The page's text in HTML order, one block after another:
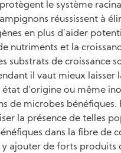
le système
réussissent à
en plus d’aider
nutriments et la
substrats de croissance
il vaut mieux laisser
état d’origine ou même
de microbes bénéfiques.
la présence de telles
dans la fibre de
ajouter de forts produits